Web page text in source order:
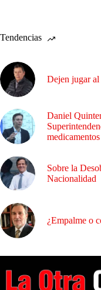
Tendencias
Dejen jugar
Daniel
Sobre la
Nacionalidad
¿Empalme o